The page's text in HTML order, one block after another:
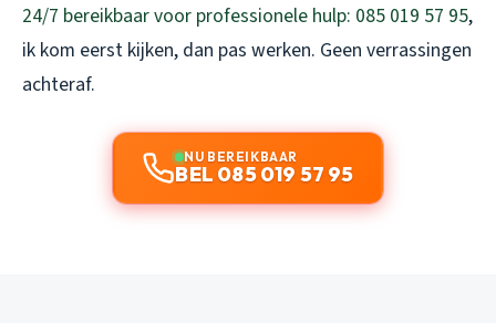
24/7 bereikbaar voor professionele hulp: 085 019 57 95,
ik kom eerst kijken, dan pas werken. Geen verrassingen
achteraf.
NU BEREIKBAAR
BEL 085 019 57 95